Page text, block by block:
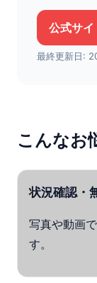
公式サ
最終更新日:
こんなお
状況確認・
写真や動画
す。